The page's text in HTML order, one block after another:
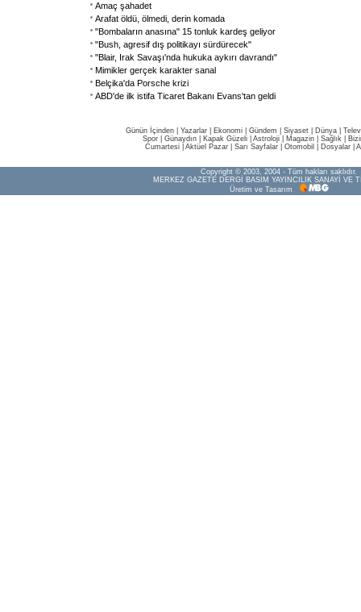
Amaç şahadet
Arafat öldü, ölmedi, derin komada
"Bombaların anasına" 15 tonluk kardeş geliyor
"Bush, agresif dış politikayı sürdürecek"
"Blair, Irak Savaşı'nda hukuka aykırı davrandı"
Mimikler gerçek karakter sanal
Belçika'da Porsche krizi
ABD'de ilk istifa Ticaret Bakanı Evans'tan geldi
Günün İçinden Yazarlar Ekonomi Gündem Siyaset Dünya |
Spor
Günaydın Kapak Güzeli Astroloji Magazin Sağlık
Cumartesi| Aktüel Pazar| Sarı Sayfalar| Otomobil Dosyalar|
Copyright © 2003, 2004 - Tüm hakları saklıdır.
MERKEZ GAZETE DERGİ BASIM YAYINCILIK SANAYİ VE
Üretim ve Tasarım